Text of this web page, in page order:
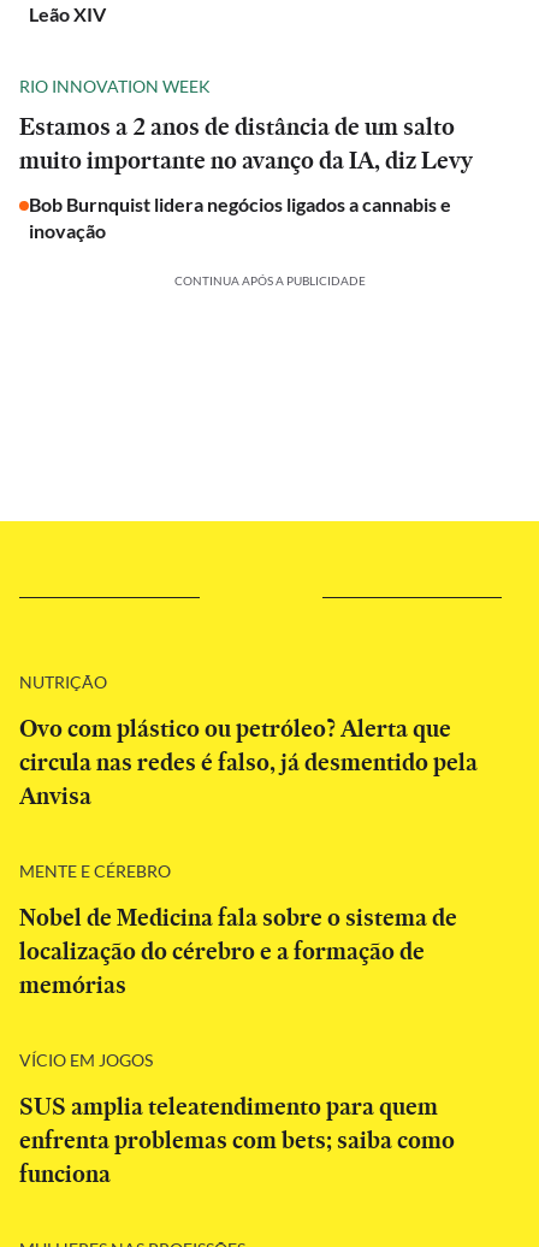
Leão XIV
RIO INNOVATION WEEK
Estamos a 2 anos de distância de um salto
muito importante no avanço da IA, diz Levy
Bob Burnquist lidera negócios ligados a cannabis e
inovação
CONTINUA APÓS A PUBLICIDADE
NUTRIÇÃO
Ovo com plástico ou petróleo? Alerta que
circula nas redes é falso, já desmentido pela
Anvisa
MENTE E CÉREBRO
Nobel de Medicina fala sobre o sistema de
localização do cérebro e a formação de
memórias
VÍCIO EM JOGOS
SUS amplia teleatendimento para quem
enfrenta problemas com bets; saiba como
funciona